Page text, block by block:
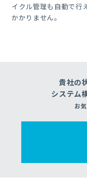
イクル管理も自動で行
かかりません。
貴社の
システム
お